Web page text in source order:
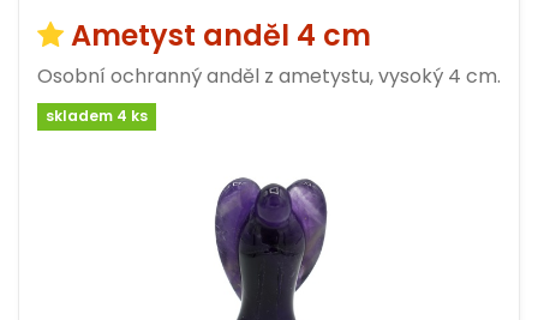
Ametyst anděl 4 cm
Osobní ochranný anděl z ametystu, vysoký 4 cm.
skladem 4 ks